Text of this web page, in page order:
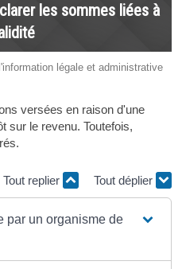
les sommes liées à
légale et administrative
versées en raison d'une
sur le revenu. Toutefois,
Tout replier Tout déplier
par un organisme de